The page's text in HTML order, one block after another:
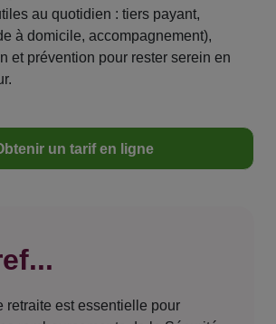
au quotidien : tiers payant,
à domicile, accompagnement),
et prévention pour rester serein en
un tarif en ligne
retraite est essentielle pour